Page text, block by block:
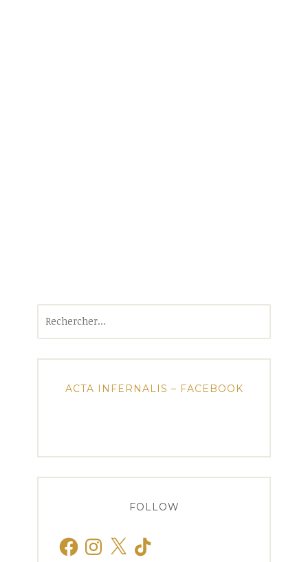
ACTA INFERNALIS – FACEBOOK
FOLLOW
FacebookInstagram
X TikTok